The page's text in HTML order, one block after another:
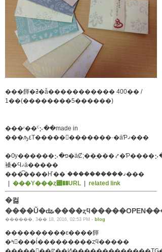
���餫�ߥ�å����������� 400�� /
1��(��������5������)
���ʳ��ˤ⡢��made in
���ԡ٤Τ�����󤬤�������·�äƤޤ���
�Ѹ������⡢�פ�äȻ;��̤���⤤�Ƥ����⡢�����
褬�Ϥޤä�����
���͡����Ҥ��ۤ����������ޤ���
| ���Υ���ȥ꡼��URL | related link
�컳
������, 3�� 18, 2016, 02:53 PM - blog
����������ε����餫
�ߤ򤴺���ĺ���������ȥϥ�����